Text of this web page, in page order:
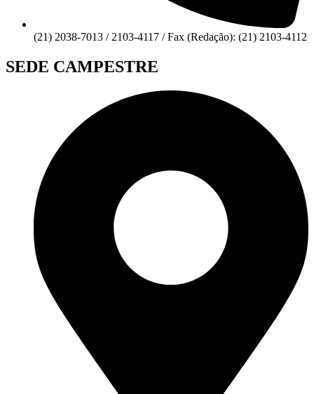
(21) 2038-7013 / 2103-4117 / Fax (Redação): (21) 2103-4112
SEDE CAMPESTRE